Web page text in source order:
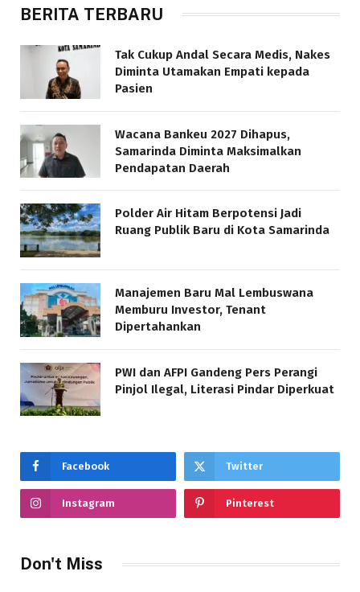
BERITA TERBARU
Tak Cukup Andal Secara Medis, Nakes
Diminta Utamakan Empati kepada
Pasien
Wacana Bankeu 2027 Dihapus,
Samarinda Diminta Maksimalkan
Pendapatan Daerah
Polder Air Hitam Berpotensi Jadi
Ruang Publik Baru di Kota Samarinda
Manajemen Baru Mal Lembuswana
Memburu Investor, Tenant
Dipertahankan
PWI dan AFPI Gandeng Pers Perangi
Pinjol Ilegal, Literasi Pindar Diperkuat
Facebook Twitter
Instagram Pinterest
Don't Miss